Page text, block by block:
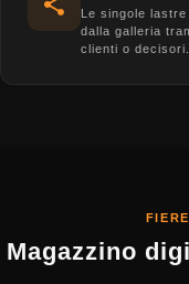
Le singole
dalla galleria
clienti o decisori.
Magazzino